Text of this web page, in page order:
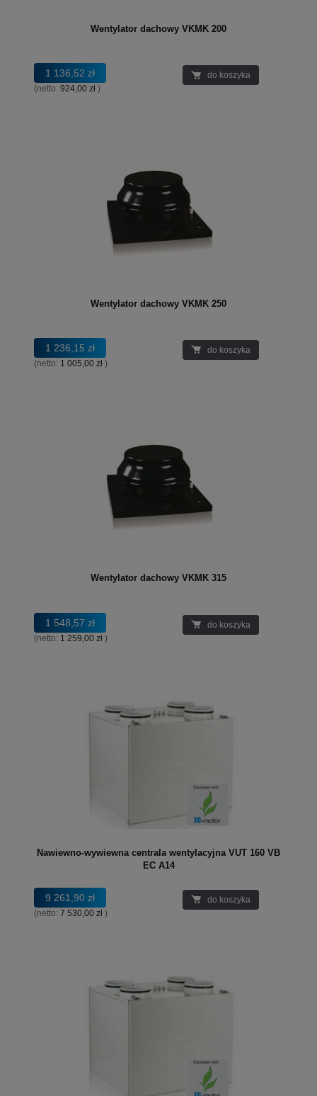
Wentylator dachowy VKMK 200
1 136,52 zł
(netto: 924,00 zł )
do koszyka
Wentylator dachowy VKMK 250
1 236,15 zł
(netto: 1 005,00 zł )
do koszyka
Wentylator dachowy VKMK 315
1 548,57 zł
(netto: 1 259,00 zł )
do koszyka
Nawiewno-wywiewna centrala wentylacyjna VUT 160 VB
EC A14
9 261,90 zł
(netto: 7 530,00 zł )
do koszyka